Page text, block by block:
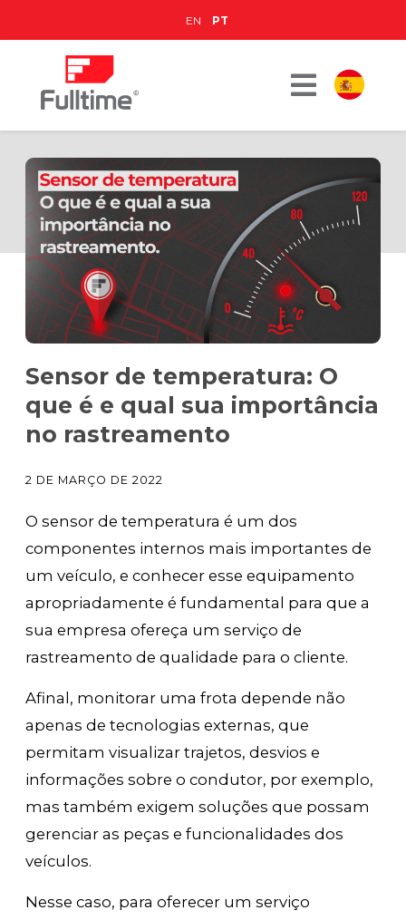
EN PT
Sensor de temperatura: O
que é e qual sua importância
no rastreamento
2 DE MARÇO DE 2022
O sensor de temperatura é um dos
componentes internos mais importantes de
um veículo, e conhecer esse equipamento
apropriadamente é fundamental para que a
sua empresa ofereça um serviço de
rastreamento de qualidade para o cliente.
Afinal, monitorar uma frota depende não
apenas de tecnologias externas, que
permitam visualizar trajetos, desvios e
informações sobre o condutor, por exemplo,
mas também exigem soluções que possam
gerenciar as peças e funcionalidades dos
veículos.
Nesse caso, para oferecer um serviço